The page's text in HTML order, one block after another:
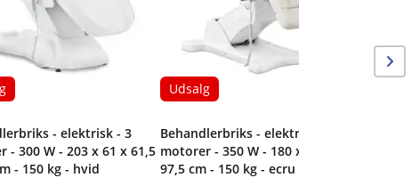
- elektrisk - 3
- 300 W - 203 x 61 x 61,5
- 150 kg - hvid
Udsalg
Behandlerbriks - elektrisk - 4
motorer - 350 W - 180 x 61 x 65 -
97,5 cm - 150 kg - ecru / hvid